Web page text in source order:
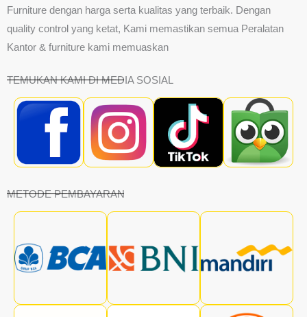
Furniture dengan harga serta kualitas yang terbaik. Dengan
quality control yang ketat, Kami memastikan semua Peralatan
Kantor & furniture kami memuaskan
TEMUKAN KAMI DI MEDIA SOSIAL
METODE PEMBAYARAN